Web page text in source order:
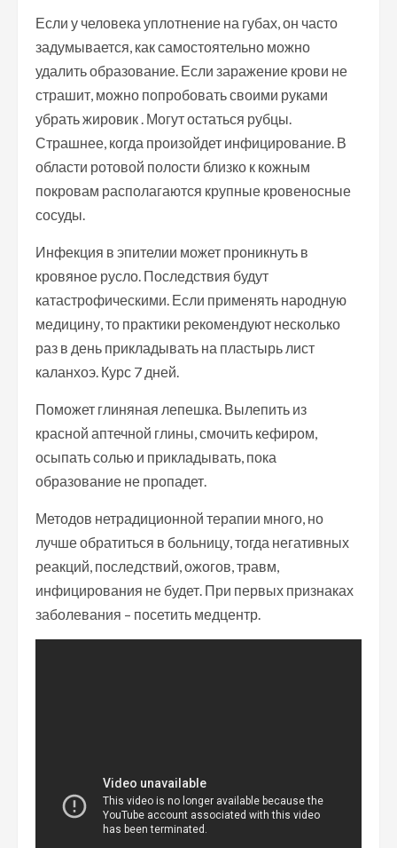
Если у человека уплотнение на губах, он часто
задумывается, как самостоятельно можно
удалить образование. Если заражение крови не
страшит, можно попробовать своими руками
убрать жировик . Могут остаться рубцы.
Страшнее, когда произойдет инфицирование. В
области ротовой полости близко к кожным
покровам располагаются крупные кровеносные
сосуды.
Инфекция в эпителии может проникнуть в
кровяное русло. Последствия будут
катастрофическими. Если применять народную
медицину, то практики рекомендуют несколько
раз в день прикладывать на пластырь лист
каланхоэ. Курс 7 дней.
Поможет глиняная лепешка. Вылепить из
красной аптечной глины, смочить кефиром,
осыпать солью и прикладывать, пока
образование не пропадет.
Методов нетрадиционной терапии много, но
лучше обратиться в больницу, тогда негативных
реакций, последствий, ожогов, травм,
инфицирования не будет. При первых признаках
заболевания – посетить медцентр.